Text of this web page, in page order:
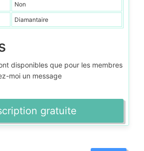
Non
Diamantaire
disponibles que pour les membres
moi un message
gratuite